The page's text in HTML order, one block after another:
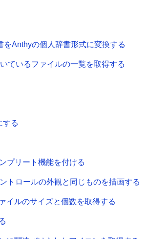
をAnthyの個人辞書形式に変換する
ているファイルの一覧を取得する
する
プリート機能を付ける
トロールの外観と同じものを描画する
イルのサイズと個数を取得する